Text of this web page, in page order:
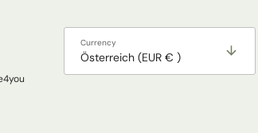
Currency
Österreich (EUR € )